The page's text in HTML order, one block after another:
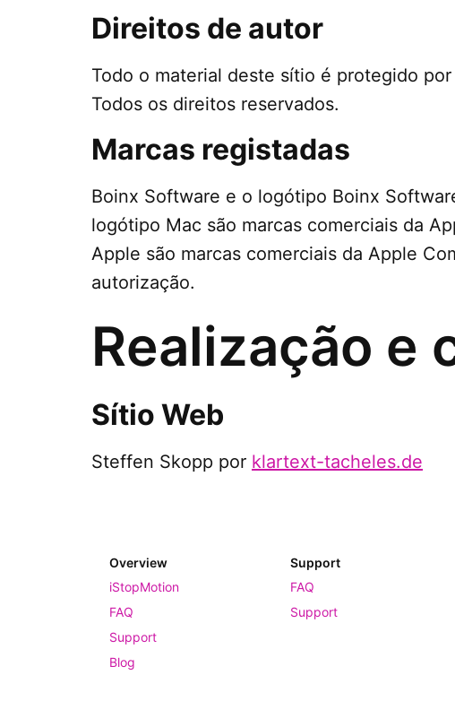
Direitos de autor
Todo o material deste sítio é protegido
Todos os direitos reservados.
Marcas registadas
Boinx Software e o logótipo Boinx
logótipo Mac são marcas comerciais da
Apple são marcas comerciais da Apple
autorização.
Realização e
Sítio Web
Steffen Skopp por klartext-tacheles.de
Overview
iStopMotion
FAQ
Support
Blog
Support
FAQ
Support